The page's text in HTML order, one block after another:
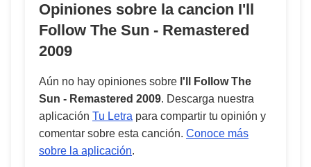
Opiniones sobre la cancion I'll
Follow The Sun - Remastered
2009
Aún no hay opiniones sobre I'll Follow The
Sun - Remastered 2009. Descarga nuestra
aplicación Tu Letra para compartir tu opinión y
comentar sobre esta canción. Conoce más
sobre la aplicación.